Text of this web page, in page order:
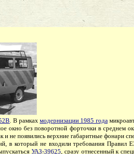
. В рамкахмодернизации 1985 года
окно без поворотной форточки в
не появились верхние габаритные фонари
в который не входили требования
УАЗ-39625, сразу отнесенный к